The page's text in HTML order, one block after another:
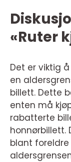
«Ruter
Det er viktig
en
billett. Dette
enten må
rabatterte
honnørbillett.
blant